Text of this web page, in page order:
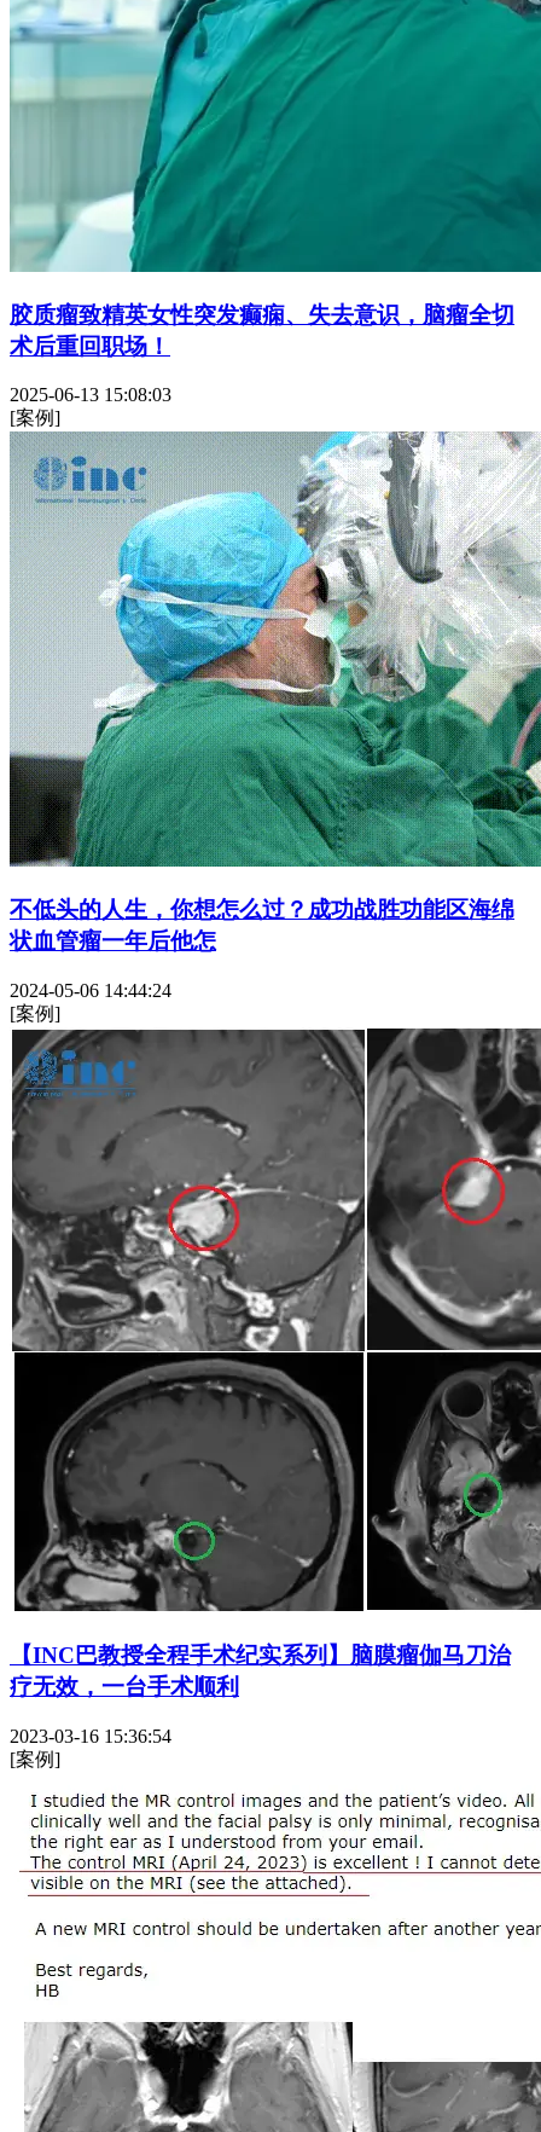
胶质瘤致精英女性突发癫痫、失去意识，脑瘤全切
术后重回职场！
2025-06-13 15:08:03
[案例]
不低头的人生，你想怎么过？成功战胜功能区海绵
状血管瘤一年后他怎
2024-05-06 14:44:24
[案例]
【INC巴教授全程手术纪实系列】脑膜瘤伽马刀治
疗无效，一台手术顺利
2023-03-16 15:36:54
[案例]